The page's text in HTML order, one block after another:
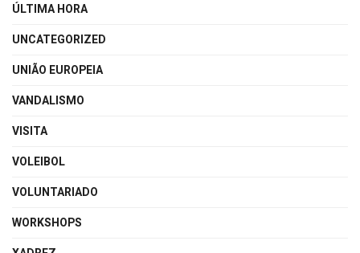
ÚLTIMA HORA
UNCATEGORIZED
UNIÃO EUROPEIA
VANDALISMO
VISITA
VOLEIBOL
VOLUNTARIADO
WORKSHOPS